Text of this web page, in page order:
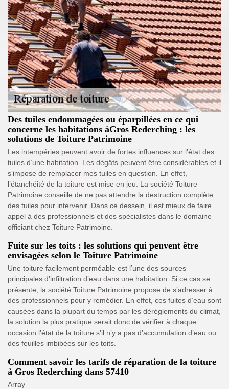
Des tuiles endommagées ou éparpillées en ce qui
concerne les habitations àGros Rederching : les
solutions de Toiture Patrimoine
Les intempéries peuvent avoir de fortes influences sur l’état des
tuiles d’une habitation. Les dégâts peuvent être considérables et il
s’impose de remplacer mes tuiles en question. En effet,
l’étanchéité de la toiture est mise en jeu. La société Toiture
Patrimoine conseille de ne pas attendre la destruction complète
des tuiles pour intervenir. Dans ce dessein, il est mieux de faire
appel à des professionnels et des spécialistes dans le domaine
officiant chez Toiture Patrimoine.
Fuite sur les toits : les solutions qui peuvent être
envisagées selon le Toiture Patrimoine
Une toiture facilement perméable est l’une des sources
principales d’infiltration d’eau dans une habitation. Si ce cas se
présente, la société Toiture Patrimoine propose de s’adresser à
des professionnels pour y remédier. En effet, ces fuites d’eau sont
causées dans la plupart du temps par les dérèglements du climat,
la solution la plus pratique serait donc de vérifier à chaque
occasion l’état de la toiture s’il n’y a pas d’accumulation d’eau ou
des feuilles imbibées sur les toits.
Comment savoir les tarifs de réparation de la toiture
à Gros Rederching dans 57410
Array